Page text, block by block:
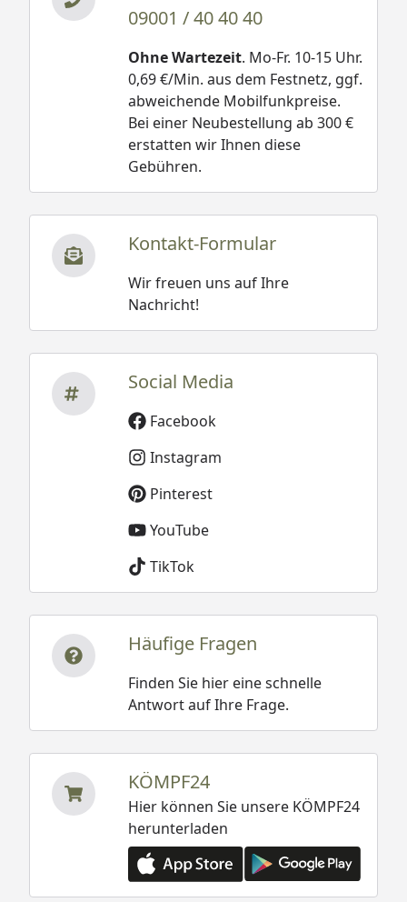
09001 / 40 40 40
Ohne Wartezeit. Mo-Fr. 10-15 Uhr.
0,69 €/Min. aus dem Festnetz, ggf.
abweichende Mobilfunkpreise.
Bei einer Neubestellung ab 300 €
erstatten wir Ihnen diese
Gebühren.
Kontakt-Formular
Wir freuen uns auf Ihre
Nachricht!
Social Media
Facebook
Instagram
Pinterest
YouTube
TikTok
Häufige Fragen
Finden Sie hier eine schnelle
Antwort auf Ihre Frage.
KÖMPF24
Hier können Sie unsere KÖMPF24
herunterladen